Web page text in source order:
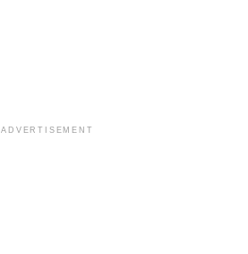
ADVERTISEMENT